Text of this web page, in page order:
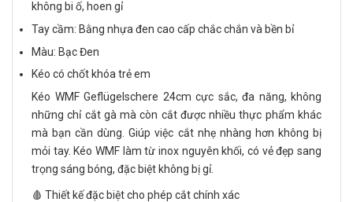
không bi ố, hoen gỉ
Tay cầm: Bằng nhựa đen cao cấp chắc chắn và bền bỉ
Màu: Bạc Đen
Kéo có chốt khóa trẻ em
Kéo WMF Geflügelschere 24cm cực sắc, đa năng, không
những chỉ cắt gà mà còn cắt được nhiều thực phẩm khác
mà bạn cần dùng. Giúp việc cắt nhẹ nhàng hơn không bị
mỏi tay. Kéo WMF làm từ inox nguyên khối, có vẻ đẹp sang
trọng sáng bóng, đặc biệt không bị gỉ.
🩸 Thiết kế đặc biệt cho phép cắt chính xác